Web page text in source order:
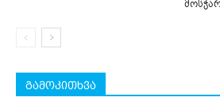
გამოკითხვა